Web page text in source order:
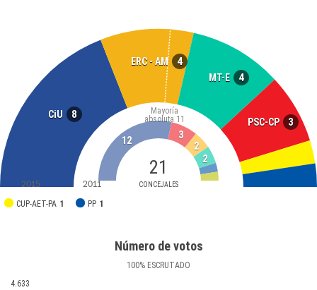
CiU 8
ERC - AM 4
MT-E 4
PSC-CP 3
21
CONCEJALES
Mayoría
absoluta 11
CUP-AET-PA 1 PP 1
12
3
2
2
2015 2011
Número de votos
100% ESCRUTADO
4.633